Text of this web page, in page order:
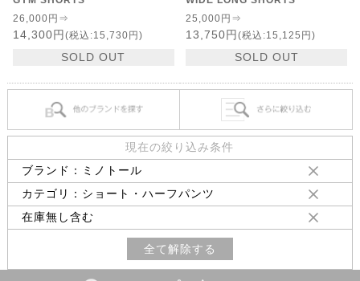
26,000円⇒
14,300円 (税込:15,730円)
SOLD OUT
25,000円⇒
13,750円 (税込:15,125円)
SOLD OUT
現在の絞り込み条件
ブランド：ミノトール
カテゴリ：ショート・ハーフパンツ
在庫無し含む
全て解除する